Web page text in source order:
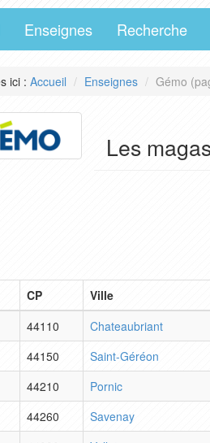
Enseignes Recherche
ici : Accueil Enseignes Gémo
Les
CP
Ville
44110
Chateaubriant
44150
Saint-Géréon
44210
Pornic
44260
Savenay